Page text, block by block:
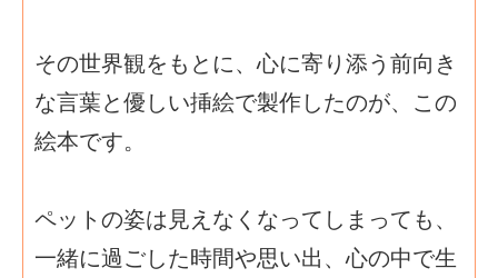
その世界観をもとに、心に寄り添う前向き
な言葉と優しい挿絵で製作したのが、この
絵本です。
ペットの姿は見えなくなってしまっても、
一緒に過ごした時間や思い出、心の中で生